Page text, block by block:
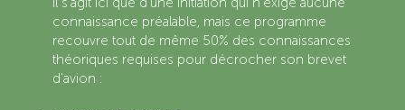
connaissance préalable, mais ce programme
recouvre tout de même 50% des connaissances
théoriques requises pour décrocher son brevet
d'avion :